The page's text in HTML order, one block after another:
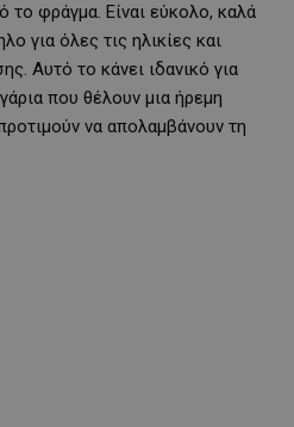
το φράγμα. Είναι εύκολο, καλά
για όλες τις ηλικίες και
Αυτό το κάνει ιδανικό για
που θέλουν μια ήρεμη
να απολαμβάνουν τη